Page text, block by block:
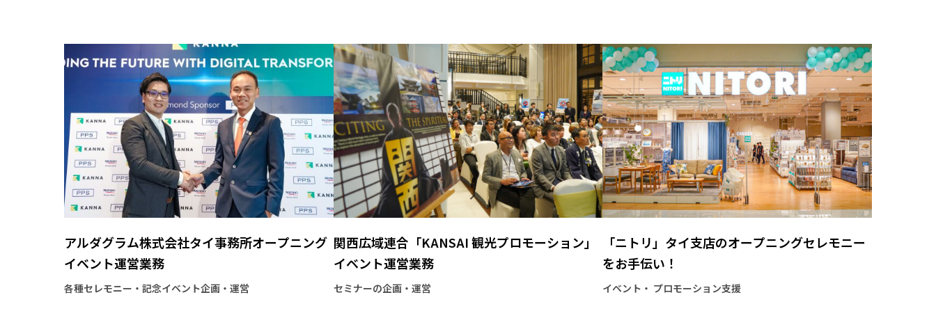
アルダグラム株式会社タイ事務所オープニング
イベント運営業務
各種セレモニー・記念イベント企画・運営
関西広域連合「KANSAI 観光プロモーション」
イベント運営業務
セミナーの企画・運営
「ニトリ」タイ支店のオープニングセレモニー
をお手伝い！
イベント・ プロモーション支援